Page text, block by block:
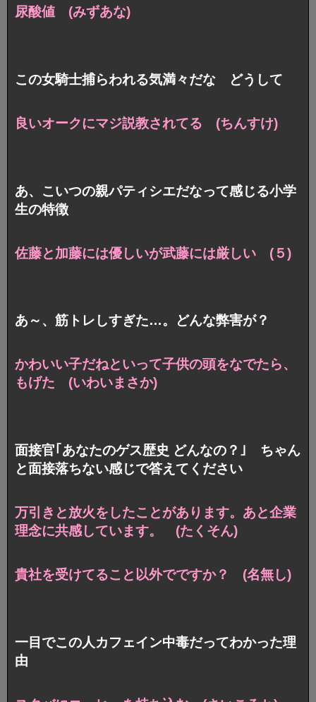
尿酸値 (みずあな)
この女騎士捕らわれる気満々だな どうして
良いオークにマジ説教されてる (ちんすけ)
あ、こいつの親パティシエだなって感じる小学
生の特徴
佐藤と加藤には優しいが武藤には厳しい (５)
あ～、筋トレしすぎた…。どんな弊害が？
かわいい子だねといって子供の頭をなでたら、
もげた (いわいまさか)
面接官｢あなたのゲス歴史 どんなの？｣ ちゃん
と面接落ちない感じで答えてください
万引きと放火をしたことがあります。 あと企業
理念に共感しています。 (たくそん)
貴社を受けてること以外でですか？ (名無し)
一目でこの人カフェイン中毒だってわかった理
由